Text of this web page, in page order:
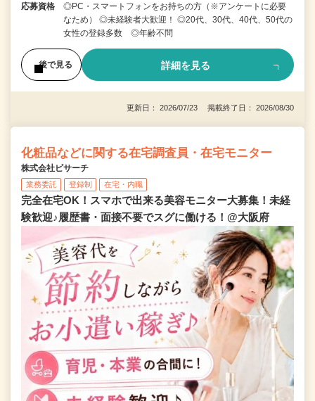
応募資格
◎PC・スマートフォンをお持ちの方（※アンケートに必要
なため） ◎未経験者大歓迎！ ◎20代、30代、40代、50代の
女性の登録多数 ◎年齢不問
後で見る 詳細を見る
更新日： 2026/07/23 掲載終了日： 2026/08/30
化粧品などに関する在宅調査員・在宅モニター
株式会社ビサーチ
業務委託 登録制 在宅・内職
完全在宅OK！スマホで出来る美容モニター大募集！未経
験歓迎♪履歴書・面接不要でスグに働ける！@大阪府